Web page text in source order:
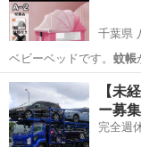
千葉県
ベビーベッドです。 蚊帳
納: 下部…
千葉 八街市 八
【未
ー募集
完全週